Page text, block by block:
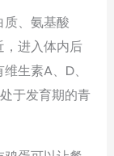
、氨基酸
，进入体内后
生素A、D、
于发育期的青